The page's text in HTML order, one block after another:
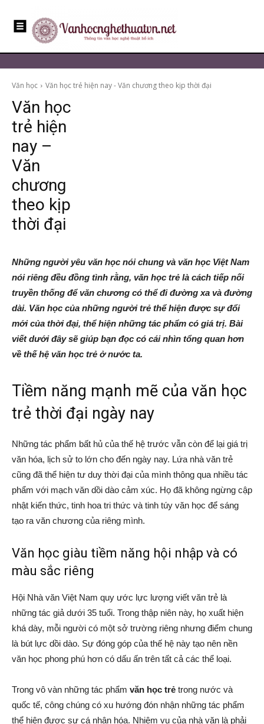
Văn học Văn học trẻ hiện nay - Văn chương theo kịp thời đại
Văn học
trẻ hiện
nay –
Văn
chương
theo kịp
thời đại
Những người yêu văn học nói chung và văn học Việt Nam
nói riêng đều đồng tình rằng, văn học trẻ là cách tiếp nối
truyền thống để văn chương có thể đi đường xa và đường
dài. Văn học của những người trẻ thể hiện được sự đổi
mới của thời đại, thể hiện những tác phẩm có giá trị. Bài
viết dưới đây sẽ giúp bạn đọc có cái nhìn tổng quan hơn
về thế hệ văn học trẻ ở nước ta.
Tiềm năng mạnh mẽ của văn học
trẻ thời đại ngày nay
Những tác phẩm bất hủ của thế hệ trước vẫn còn để lại giá trị
văn hóa, lịch sử to lớn cho đến ngày nay. Lứa nhà văn trẻ
cũng đã thể hiện tư duy thời đại của mình thông qua nhiều tác
phẩm với mạch văn dồi dào cảm xúc. Họ đã không ngừng cập
nhật kiến thức, tinh hoa tri thức và tinh túy văn học để sáng
tạo ra văn chương của riêng mình.
Văn học giàu tiềm năng hội nhập và có
màu sắc riêng
Hội Nhà văn Việt Nam quy ước lực lượng viết văn trẻ là
những tác giả dưới 35 tuổi. Trong thập niên này, họ xuất hiện
khá dày, mỗi người có một sở trường riêng nhưng điểm chung
là bút lực dồi dào. Sự đóng góp của thế hệ này tạo nên nền
văn học phong phú hơn có dấu ấn trên tất cả các thể loại.
Trong vô vàn những tác phẩm văn học trẻ trong nước và
quốc tế, công chúng có xu hướng đón nhận những tác phẩm
thể hiện được sự cá nhân hóa. Nhiệm vụ của nhà văn là phải